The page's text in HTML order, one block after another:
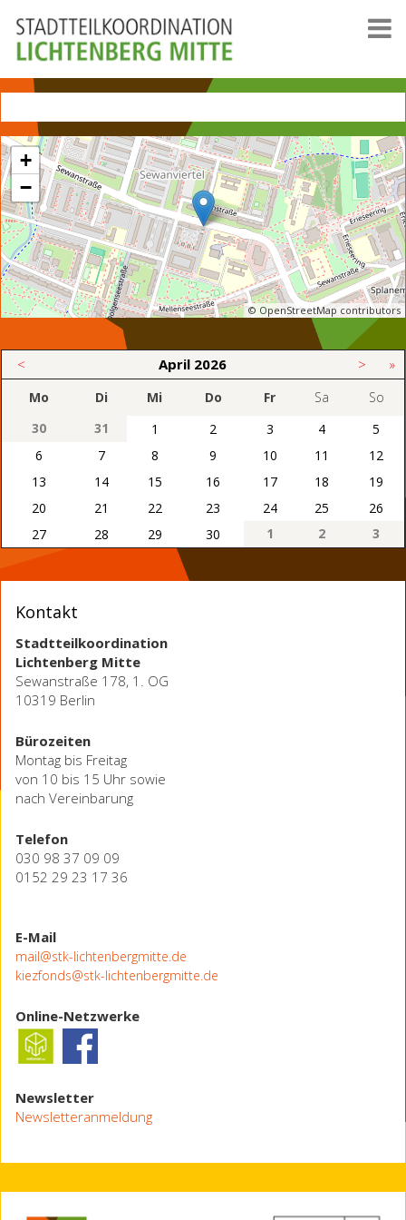
+
−
© OpenStreetMap contributors
< April 2026 > »
Mo Di Mi Do Fr Sa
So
30
31 1 2 3 4
5
6
7 8 9 10 11
12
13
14 15 16 17 18
19
20
21 22 23 24 25
26
27
28 29 30 1 2 3
Kontakt
Stadtteilkoordination
Lichtenberg Mitte
Sewanstraße 178, 1. OG
10319 Berlin
Bürozeiten
Montag bis Freitag
von 10 bis 15 Uhr sowie
nach Vereinbarung
Telefon
030 98 37 09 09
0152 29 23 17 36
E-Mail
mail@stk-lichtenbergmitte.de
kiezfonds@stk-lichtenbergmitte.de
Online-Netzwerke
Newsletter
Newsletteranmeldung